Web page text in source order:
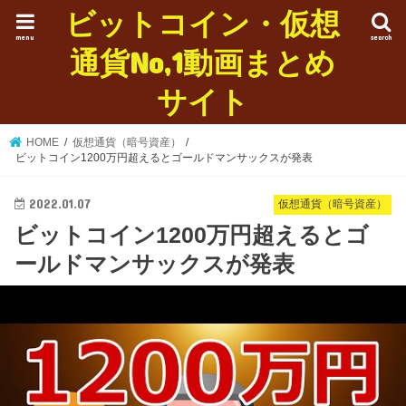
ビットコイン・仮想
通貨No,1動画まとめ
サイト
search
menu
HOME
仮想通貨（暗号資産）
ビットコイン1200万円超えるとゴールドマンサックスが発表
仮想通貨（暗号資産）
2022.01.07
ビットコイン1200万円超えるとゴ
ールドマンサックスが発表